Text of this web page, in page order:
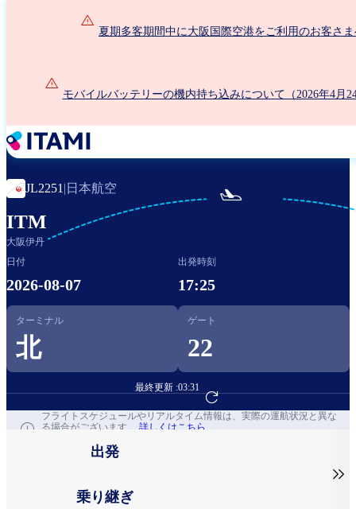
ツ
に
動
夏期多客期間中に大阪国際空港をご利用のお客さ
モバイルバッテリーの機内持ち込みについて（2026年4月
JL2251 | 日本航空
ITM
大阪伊丹

日付
2026-08-07
出発時刻
17:25
ターミナル
北
ゲート
22
最終更新 :03:31
フライト予約へ
フライトスケジュールやリアルタイム情報は、実際の運航状況と異な
る場合がございます。 詳しくはこちら
出発
乗り継ぎ
